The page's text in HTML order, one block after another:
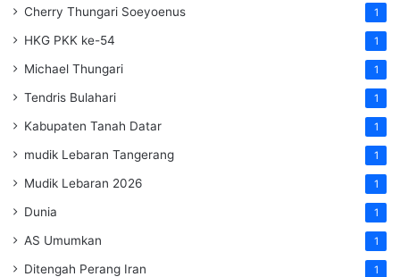
Cherry Thungari Soeyoenus 1
HKG PKK ke-54 1
Michael Thungari 1
Tendris Bulahari 1
Kabupaten Tanah Datar 1
mudik Lebaran Tangerang 1
Mudik Lebaran 2026 1
Dunia 1
AS Umumkan 1
Ditengah Perang Iran 1